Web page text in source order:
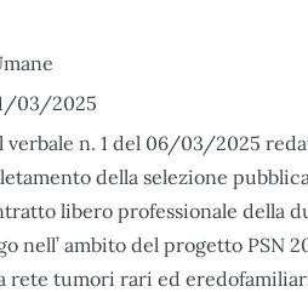
03/2025
verbale n. 1 del 06/03/2025
della selezione
libero professionale della
nell’ ambito del progetto PSN
rete tumori rari ed